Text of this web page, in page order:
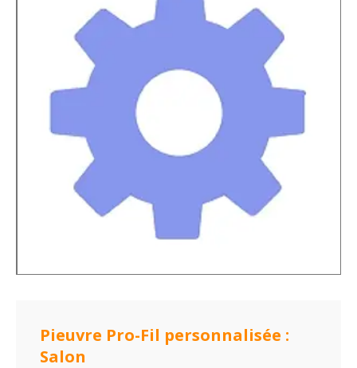
Pieuvre Pro-Fil personnalisée :
Salon